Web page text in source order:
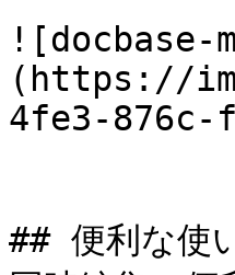
(https://
4fe3-876c-
## 便利な使